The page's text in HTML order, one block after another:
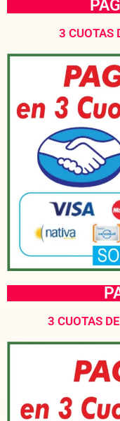
3 CUOTAS
3 CUOTAS